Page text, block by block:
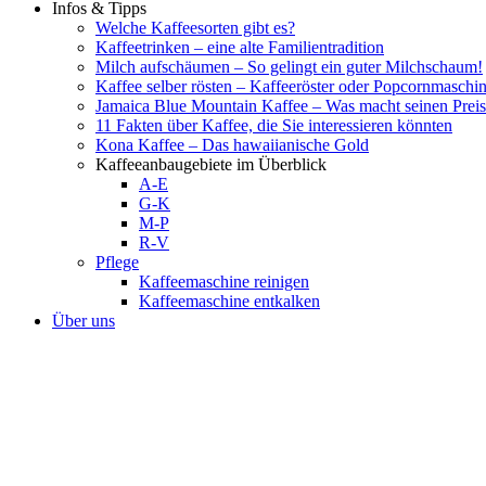
Infos & Tipps
Welche Kaffeesorten gibt es?
Kaffeetrinken – eine alte Familientradition
Milch aufschäumen – So gelingt ein guter Milchschaum!
Kaffee selber rösten – Kaffeeröster oder
Jamaica Blue Mountain Kaffee – Was macht seinen
11 Fakten über Kaffee, die Sie interessieren könnten
Kona Kaffee – Das hawaiianische Gold
Kaffeeanbaugebiete im Überblick
A-E
G-K
M-P
R-V
Pflege
Kaffeemaschine reinigen
Kaffeemaschine entkalken
Über uns